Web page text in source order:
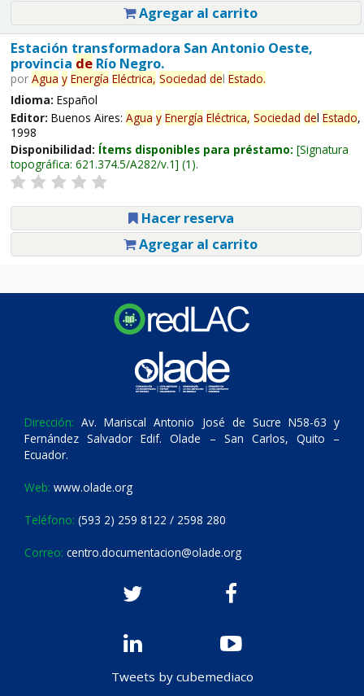
Agregar al carrito
Estación transformadora San Antonio Oeste,
provincia deRío Negro.
por Agua y Energía Eléctrica, Sociedad del Estado.
Idioma: Español
Editor: Buenos Aires: Agua y Energía Eléctrica, Sociedad del Estado,
1998
Disponibilidad: Ítems disponibles para préstamo: Signatura
topográfica: 621.374.5/A282/v.1 (1).
Hacer reserva
Agregar al carrito
Dirección: Av. Mariscal Antonio José de Sucre N58-63 y
Fernández Salvador Edif. Olade – San Carlos, Quito –
Ecuador.
Web: www.olade.org
Teléfono: (593 2) 259 8122 / 2598 280
Correo: centro.documentacion@olade.org
Tweets by cubemediaco